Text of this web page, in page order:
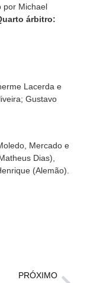
por Michael
árbitro:
Lacerda e
Gustavo
Mercado e
Dias),
(Alemão).
PRÓXIMO